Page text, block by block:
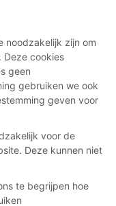
noodzakelijk zijn om
Deze cookies
geen
gebruiken we ook
geven voor
voor de
Deze kunnen niet
te begrijpen hoe